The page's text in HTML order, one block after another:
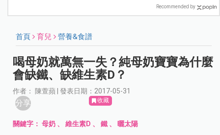
Recommended by
首頁 育兒 營養&食譜
喝母奶就萬無一失？純母奶寶寶為什麼
會缺鐵、缺維生素D？
作者： 陳萱蘋 | 發表日期：2017-05-31
分享 收藏
關鍵字：母奶 、維生素D 、鐵 、曬太陽